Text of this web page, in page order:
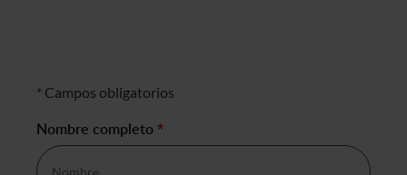
Formulario de negocio
* Campos obligatorios
Nombre completo*